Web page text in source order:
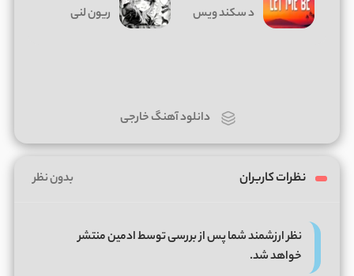
د سکند ویس ریون لنی
دانلود آهنگ خارجی
نظرات کاربران بدون نظر
نظر ارزشمند شما پس از بررسی توسط ادمین منتشر
خواهد شد.